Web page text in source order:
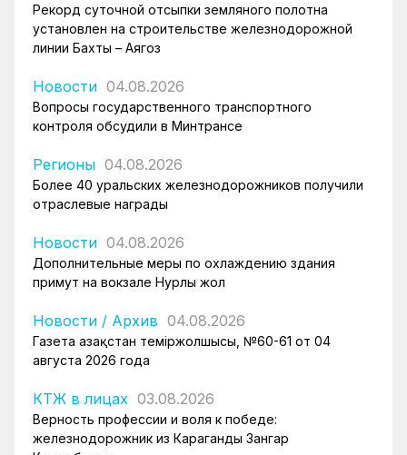
Рекорд суточной отсыпки земляного полотна
установлен на строительстве железнодорожной
линии Бахты – Аягоз
Новости 04.08.2026
Вопросы государственного транспортного
контроля обсудили в Минтрансе
Регионы 04.08.2026
Более 40 уральских железнодорожников получили
отраслевые награды
Новости 04.08.2026
Дополнительные меры по охлаждению здания
примут на вокзале Нурлы жол
Новости / Архив 04.08.2026
Газета Қазақстан теміржолшысы, №60-61 от 04
августа 2026 года
КТЖ в лицах 03.08.2026
Верность профессии и воля к победе:
железнодорожник из Караганды Зангар